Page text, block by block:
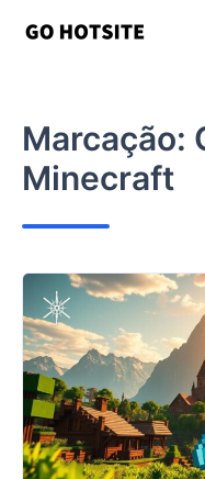
Marcação:
Minecraft